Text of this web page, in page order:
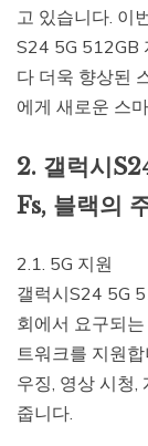
고 있습니다. 이
S24 5G 512GB
다 더욱 향상된
에게 새로운 스
2. 갤럭시
Fs, 블랙의
2.1. 5G 지원
갤럭시S24 5G
회에서 요구되
트워크를 지원
우징, 영상 시청,
줍니다.